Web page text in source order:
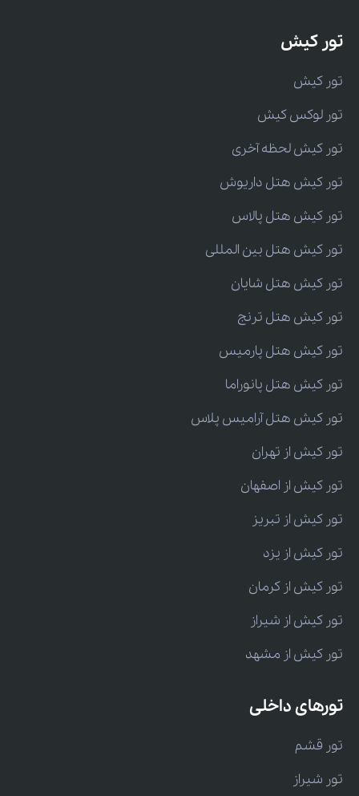
تور کیش
تور کیش
تور لوکس کیش
تور کیش لحظه آخری
تور کیش هتل داریوش
تور کیش هتل پالاس
تور کیش هتل بین المللی
تور کیش هتل شایان
تور کیش هتل ترنج
تور کیش هتل پارمیس
تور کیش هتل پانوراما
تور کیش هتل آرامیس پلاس
تور کیش از تهران
تور کیش از اصفهان
تور کیش از تبریز
تور کیش از یزد
تور کیش از کرمان
تور کیش از شیراز
تور کیش از مشهد
تورهای داخلی
تور قشم
تور شیراز